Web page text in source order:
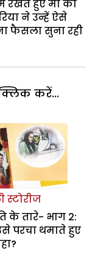
रखते हुए मां को
ने उन्हें ऐसे
फैसला सुना रही
करें...
स्टोरीज
के तारे- भाग 2:
परचा थमाते हुए